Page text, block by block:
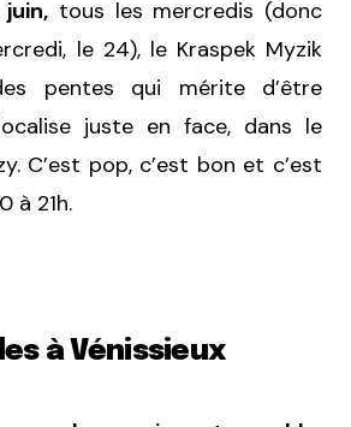
tous les mercredis (donc
le 24), le Kraspek Myzik
pentes qui mérite d’être
juste en face, dans le
C’est pop, c’est bon et c’est
à 21h.
à Vénissieux